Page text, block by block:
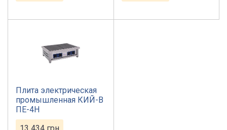
Плита электрическая
промышленная КИЙ-В
ПЕ-4Н